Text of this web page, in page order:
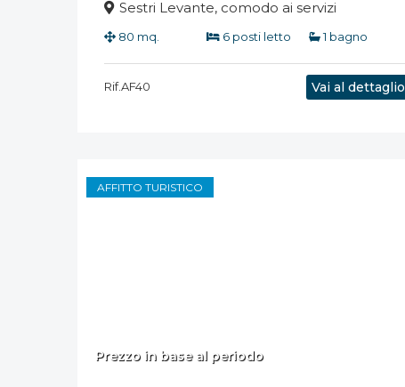
Sestri Levante, comodo ai servizi
80 mq. 6 posti letto 1 bagno
Rif.AF40 Vai al dettaglio
AFFITTO TURISTICO
Prezzo in base al periodo